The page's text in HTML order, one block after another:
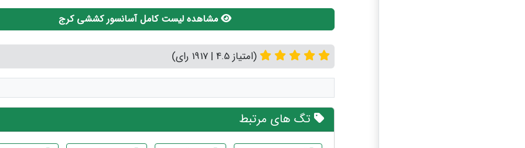
مشاهده لیست کامل آسانسور کششی کرج
(امتیاز 4.5 | 1917 رای)
تگ های مرتبط